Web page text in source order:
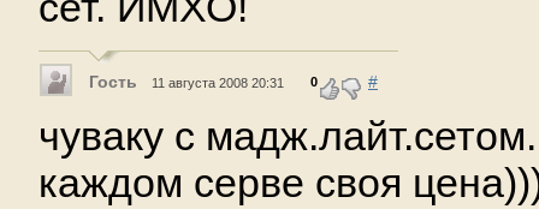
Гость 11 августа 2008 20:31 0 #
чуваку с
каждом серве своя